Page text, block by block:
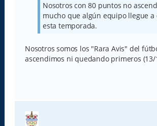
Nosotros con 80 puntos no
mucho que algún equipo llegue a
esta temporada.
Nosotros somos los "Rara Avis" del
ascendimos ni quedando primeros (13/